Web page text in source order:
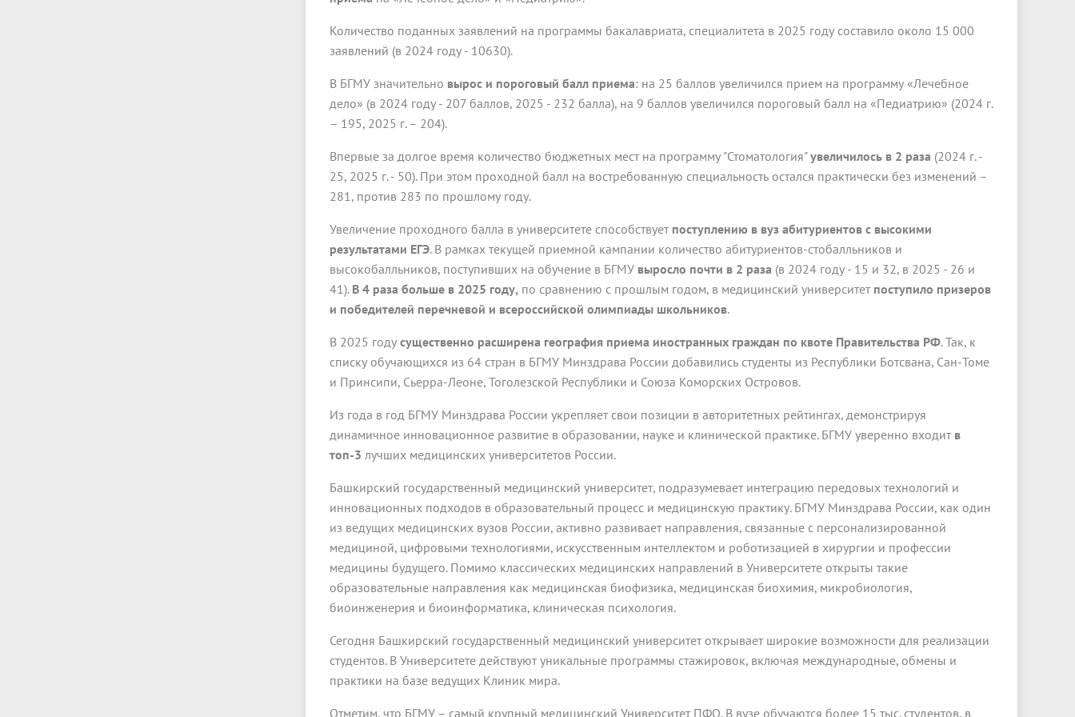
Количество поданных заявлений на программы бакалавриата, специалитета в 2025 году составило около 15 000
заявлений (в 2024 году - 10630).
В БГМУ значительно вырос и пороговый балл приема: на 25 баллов увеличился прием на программу «Лечебное
дело» (в 2024 году - 207 баллов, 2025 - 232 балла), на 9 баллов увеличился пороговый балл на «Педиатрию» (2024 г.
– 195, 2025 г. – 204).
Впервые за долгое время количество бюджетных мест на программу "Стоматология"увеличилось в 2 раза (2024 г. -
25, 2025 г. - 50). При этом проходной балл на востребованную специальность остался практически без изменений –
281, против 283 по прошлому году.
Увеличение проходного балла в университете способствует поступлению в вуз абитуриентов с высокими
результатами ЕГЭ. В рамках текущей приемной кампании количество абитуриентов-стобалльников и
высокобалльников, поступивших на обучение в БГМУ выросло почти в 2 раза (в 2024 году - 15 и 32, в 2025 - 26 и
41). В 4 раза больше в 2025 году, по сравнению с прошлым годом, в медицинский университет поступило призеров
и победителей перечневой и всероссийской олимпиады школьников.
В 2025 году существенно расширена география приема иностранных граждан по квоте Правительства РФ. Так, к
списку обучающихся из 64 стран в БГМУ Минздрава России добавились студенты из Республики Ботсвана, Сан-Томе
и Принсипи, Сьерра-Леоне, Тоголезской Республики и Союза Коморских Островов.
Из года в год БГМУ Минздрава России укрепляет свои позиции в авторитетных рейтингах, демонстрируя
динамичное инновационное развитие в образовании, науке и клинической практике. БГМУ уверенно входит в
топ-3 лучших медицинских университетов России.
Башкирский государственный медицинский университет, подразумевает интеграцию передовых технологий и
инновационных подходов в образовательный процесс и медицинскую практику. БГМУ Минздрава России, как один
из ведущих медицинских вузов России, активно развивает направления, связанные с персонализированной
медициной, цифровыми технологиями, искусственным интеллектом и роботизацией в хирургии и профессии
медицины будущего. Помимо классических медицинских направлений в Университете открыты такие
образовательные направления как медицинская биофизика, медицинская биохимия, микробиология,
биоинженерия и биоинформатика, клиническая психология.
Сегодня Башкирский государственный медицинский университет открывает широкие возможности для реализации
студентов. В Университете действуют уникальные программы стажировок, включая международные, обмены и
практики на базе ведущих Клиник мира.
Отметим, что БГМУ – самый крупный медицинский Университет ПФО. В вузе обучаются более 15 тыс. студентов, в